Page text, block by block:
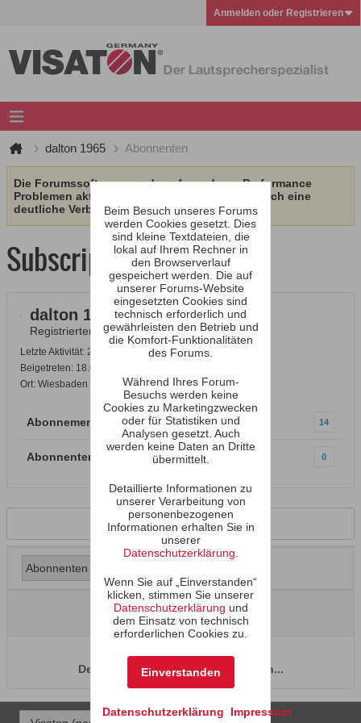
Anmelden oder Registrieren
dalton 1965 Abonnenten
Die Forumssoftware wurde aufgrund von Performance
Problemen aktualisiert. Wir erhoffen uns dadurch eine
deutliche Verbesserung.
Subscription
dalton 1965
Registrierter Benutzer
Letzte Aktivität: 28.04.2026, 18:28
Beigetreten: 18.09.2019
Ort: Wiesbaden
Abonnements 14
Abonnenten 0
Zurück zum Profil
Der Benutzer hat keine Abonnenten...
Beim Besuch unseres Forums
werden Cookies gesetzt. Dies
sind kleine Textdateien, die
lokal auf Ihrem Rechner in
den Browserverlauf
gespeichert werden. Die auf
unserer Forums-Website
eingesetzten Cookies sind
technisch erforderlich und
gewährleisten den Betrieb und
die Komfort-Funktionalitäten
des Forums.
Während Ihres Forum-
Besuchs werden keine
Cookies zu Marketingzwecken
oder für Statistiken und
Analysen gesetzt. Auch
werden keine Daten an Dritte
übermittelt.
Detaillierte Informationen zu
unserer Verarbeitung von
personenbezogenen
Informationen erhalten Sie in
unserer
Datenschutzerklärung
Wenn Sie auf „Einverstanden“
klicken, stimmen Sie unserer
Datenschutzerklärung und
dem Einsatz von technisch
erforderlichen Cookies zu.
Datenschutzerklärung Impressum
Einverstanden